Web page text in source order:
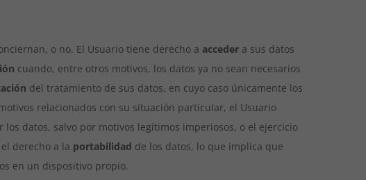
o no. El Usuario tiene derecho a accedera sus datos
cuando, entre otros motivos, los datos ya no sean necesarios
del tratamiento de sus datos, en cuyo caso únicamente los
relacionados con su situación particular, el Usuario
datos, salvo por motivos legítimos imperiosos, o el ejercicio
derecho a la portabilidad de los datos, lo que implica que
en un dispositivo propio.